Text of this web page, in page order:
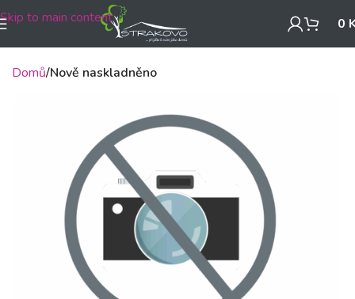
Skip to main content 0
Domů Nově naskladněno